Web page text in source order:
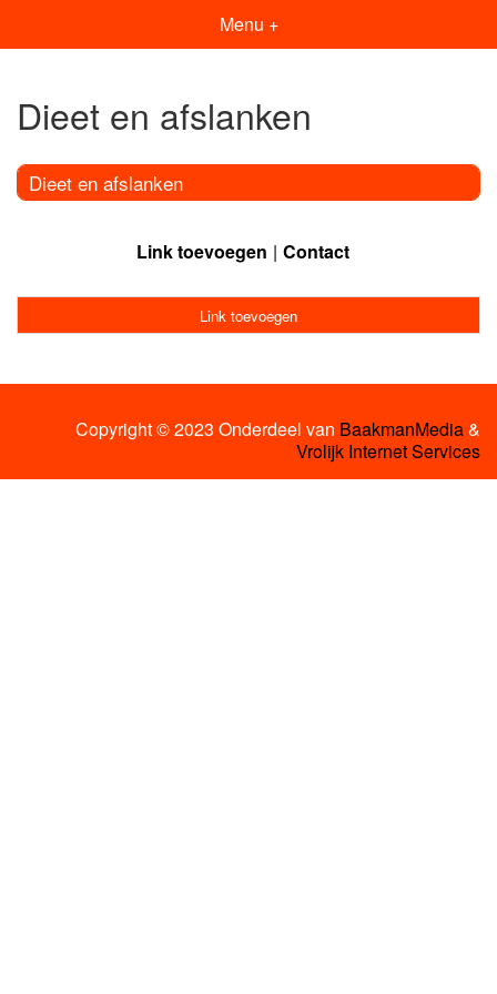
Menu +
Dieet en afslanken
Dieet en afslanken
Link toevoegen Contact
Link toevoegen
Copyright © 2023 Onderdeel van BaakmanMedia&
Vrolijk Internet Services